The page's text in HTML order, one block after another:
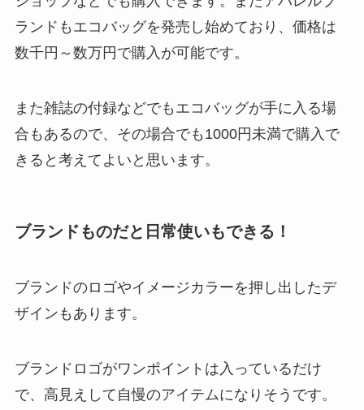
ランドもエコバッグを発売し始めており、価格は
数千円～数万円で購入が可能です。
また雑誌の付録などでもエコバッグが手に入る場
合もあるので、その場合でも1000円未満で購入で
きると考えてよいと思います。
ブランドものだと日常使いもできる！
ブランドのロゴやイメージカラーを押し出したデ
ザインもあります。
ブランドロゴがワンポイントは入っているだけ
で、高見えして自慢のアイテムになりそうです。